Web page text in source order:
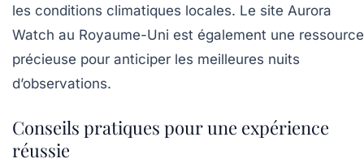
les conditions climatiques locales. Le site Aurora
Watch au Royaume-Uni est également une ressource
précieuse pour anticiper les meilleures nuits
d’observations.
Conseils pratiques pour une expérience
réussie